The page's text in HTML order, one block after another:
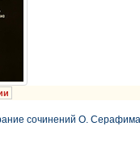
сочинений О. Серафима